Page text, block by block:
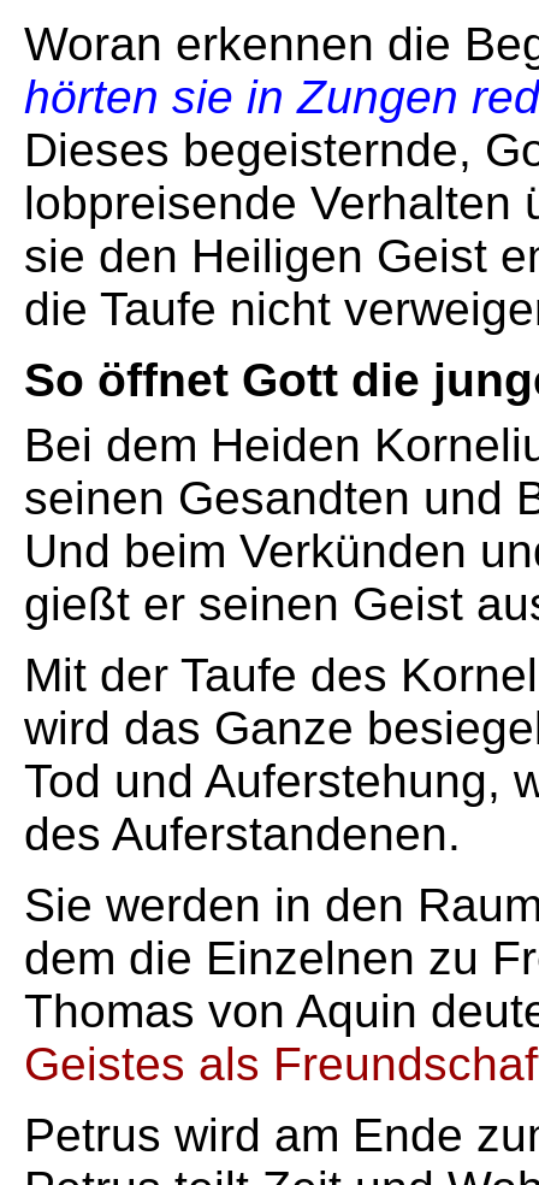
Woran erkennen die
hörten sie in Zungen
Dieses begeisternde,
lobpreisende Verhalten
sie den Heiligen Geist
die Taufe nicht
So öffnet Gott die
Bei dem Heiden
seinen Gesandten und
Und beim Verkünden
gießt er seinen Geist
Mit der Taufe des
wird das Ganze
Tod und Auferstehung,
des Auferstandenen.
Sie werden in den
dem die Einzelnen zu
Thomas von Aquin
Geistes als
Petrus wird am Ende